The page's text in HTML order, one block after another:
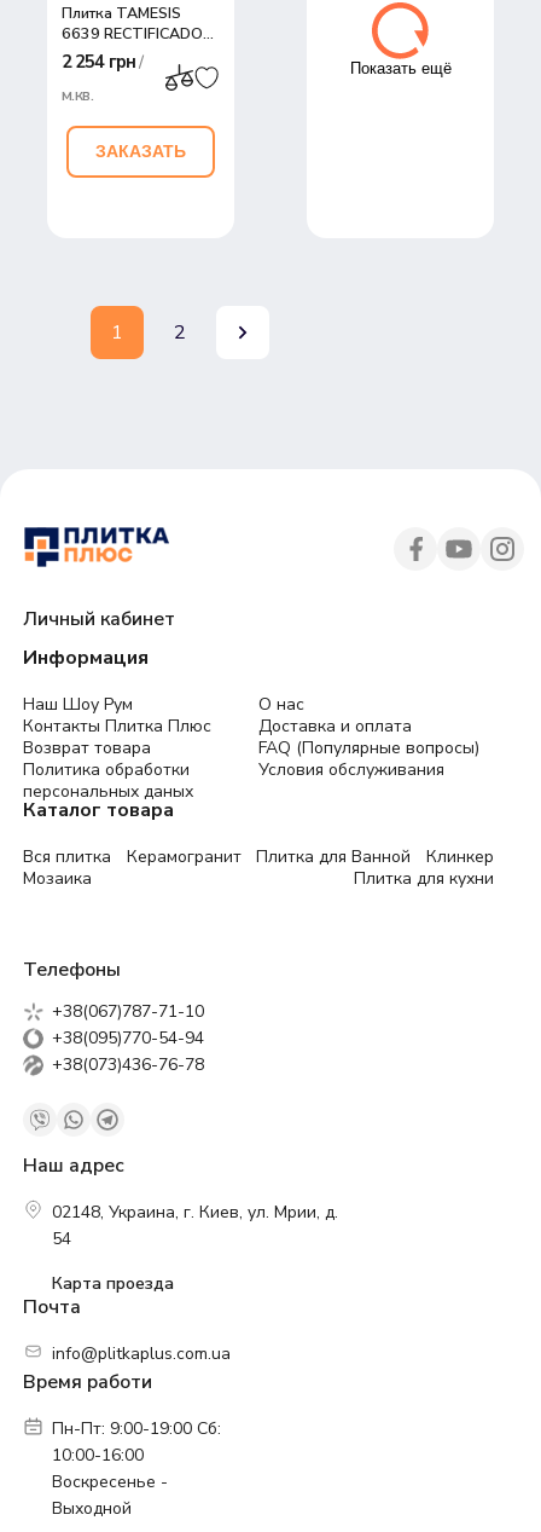
Плитка TAMESIS
6639 RECTIFICADO
LIGHT 64x147,5
2 254 грн/
м.кв.
ЗАКАЗАТЬ
Показать ещё
1 2
Личный кабинет
Информация
Наш Шоу Рум
О нас
Контакты Плитка Плюс
Доставка и оплата
Возврат товара
FAQ (Популярные вопросы)
Политика обработки
персональных даных
Условия обслуживания
Каталог товара
Вся плитка Керамогранит Плитка для Ванной
Клинкер
Мозаика
Плитка для кухни
Телефоны
+38(067)787-71-10
+38(095)770-54-94
+38(073)436-76-78
Наш адрес
02148, Украина, г. Киев, ул. Мрии, д.
54
Карта проезда
Почта
info@plitkaplus.com.ua
Время работи
Пн-Пт: 9:00-19:00 Сб:
10:00-16:00
Воскресенье -
Выходной